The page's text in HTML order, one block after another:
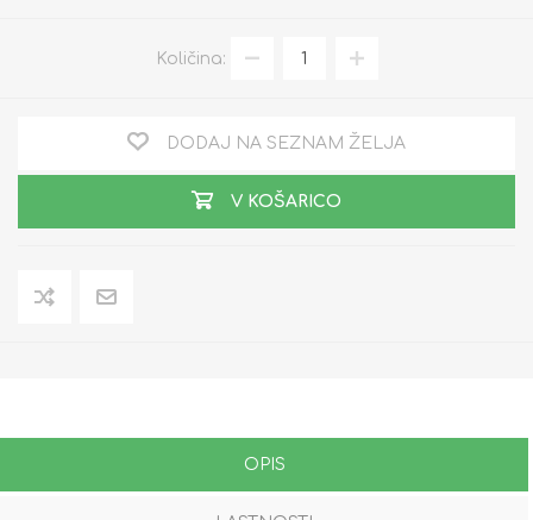
Količina:
DODAJ NA SEZNAM ŽELJA
V KOŠARICO
OPIS